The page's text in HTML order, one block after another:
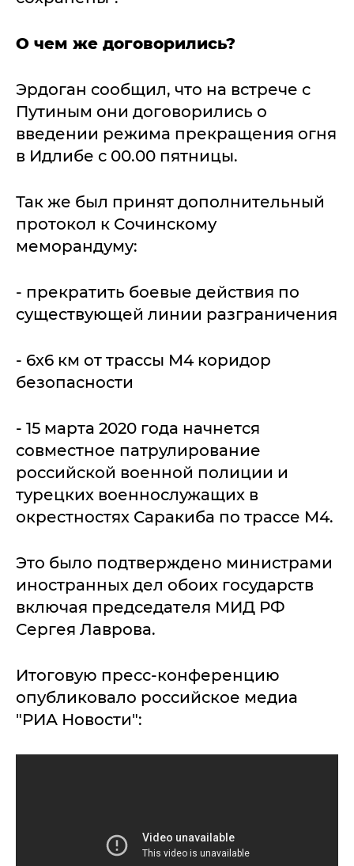
О чем же договорились?
Эрдоган сообщил, что на встрече с
Путиным они договорились о
введении режима прекращения огня
в Идлибе с 00.00 пятницы.
Так же был принят дополнительный
протокол к Сочинскому
меморандуму:
- прекратить боевые действия по
существующей линии разграничения
- 6х6 км от трассы М4 коридор
безопасности
- 15 марта 2020 года начнется
совместное патрулирование
российской военной полиции и
турецких военнослужащих в
окрестностях Саракиба по трассе М4.
Это было подтверждено министрами
иностранных дел обоих государств
включая председателя МИД РФ
Сергея Лаврова.
Итоговую пресс-конференцию
опубликовало российское медиа
"РИА Новости":